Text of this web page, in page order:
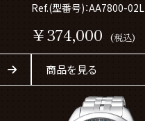
Ref.(型番号)：AA7800-02L
￥374,000 (税込)
商品を見る